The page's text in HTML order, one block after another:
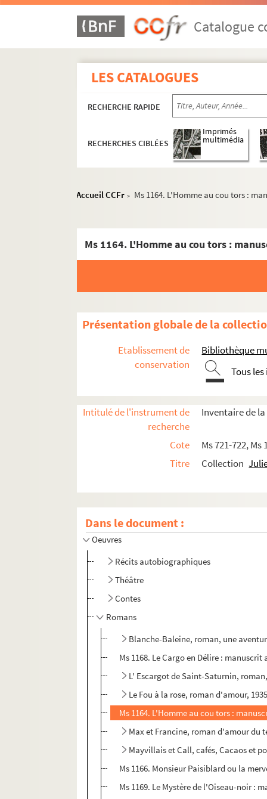
Catalogue
LES CATALOGUES
RECHERCHE RAPIDE
RECHERCHES CIBLÉES
Imprimés
multimédia
Accueil CCFr > Ms 1164. L'Homme au cou tors :
Ms 1164. L'Homme au cou tors :
Présentation globale de la
Etablissement de
conservation
Bibliothèque
Tous
Intitulé de l'instrument de
recherche
Inventaire de
Cote
Ms 721-722, Ms
Titre
Collection
Dans le document :
Oeuvres
Récits autobiographiques
Théâtre
Contes
Romans
Blanche-Baleine, roman, une
Ms 1168. Le Cargo en Délire :
L' Escargot de Saint-Saturnin,
Le Fou à la rose, roman d'amour,
Ms 1164. L'Homme au cou tors :
Max et Francine, roman d'amour du
Mayvillais et Call, cafés, Cacaos et
Ms 1166. Monsieur Paisiblard ou la
Ms 1169. Le Mystère de l'Oiseau-noir :